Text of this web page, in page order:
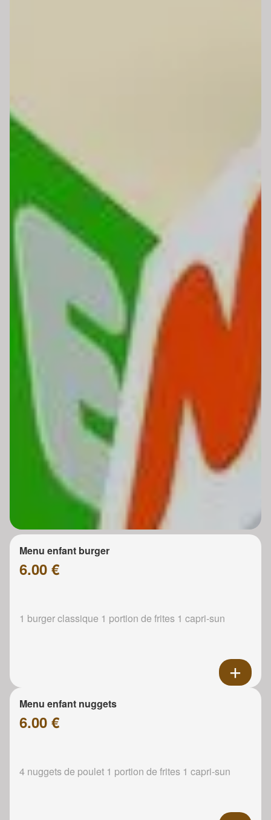
Menu enfant burger
6.00 €
1 burger classique 1 portion de frites 1 capri-sun
Menu enfant nuggets
6.00 €
4 nuggets de poulet 1 portion de frites 1 capri-sun